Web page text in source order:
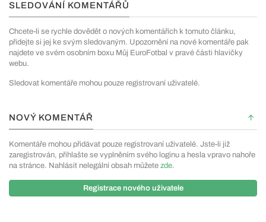
SLEDOVÁNÍ KOMENTÁŘŮ
Chcete-li se rychle dovědět o nových komentářích k tomuto článku,
přidejte si jej ke svým sledovaným. Upozornění na nové komentáře pak
najdete ve svém osobním boxu Můj EuroFotbal v pravé části hlavičky
webu.
Sledovat komentáře mohou pouze registrovaní uživatelé.
NOVÝ KOMENTÁŘ
Komentáře mohou přidávat pouze registrovaní uživatelé. Jste-li již
zaregistrován, přihlašte se vyplněním svého loginu a hesla vpravo nahoře
na stránce. Nahlásit nelegální obsah můžete zde.
Registrace nového uživatele